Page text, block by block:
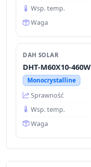
Wsp. temp.
Waga
DAH SOLAR
DHT-M60X10-460W
Monocrystalline
Sprawność
Wsp. temp.
Waga